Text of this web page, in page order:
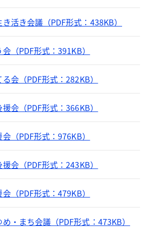
活き会議（PDF形式：438KB）
（PDF形式：391KB）
会（PDF形式：282KB）
会（PDF形式：366KB）
（PDF形式：976KB）
会（PDF形式：243KB）
（PDF形式：479KB）
・まち会議（PDF形式：473KB）